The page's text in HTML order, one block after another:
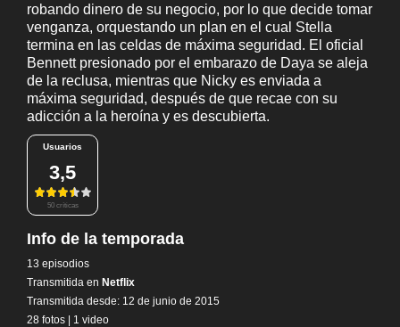
robando dinero de su negocio, por lo que decide tomar
venganza, orquestando un plan en el cual Stella
termina en las celdas de máxima seguridad. El oficial
Bennett presionado por el embarazo de Daya se aleja
de la reclusa, mientras que Nicky es enviada a
máxima seguridad, después de que recae con su
adicción a la heroína y es descubierta.
Usuarios
3,5
50 críticas
Info de la temporada
13 episodios
Transmitida en Netflix
Transmitida desde: 12 de junio de 2015
28 fotos | 1 video